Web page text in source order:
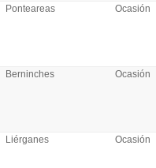
Ponteareas Ocasión
Berninches Ocasión
Liérganes Ocasión